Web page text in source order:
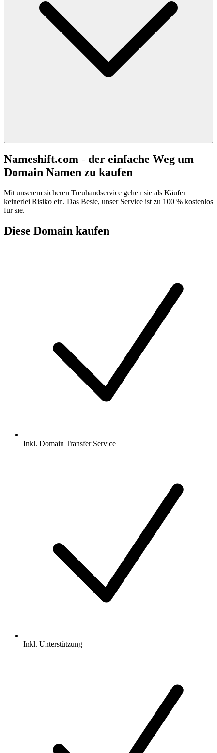
Nameshift.com - der einfache Weg um
Domain Namen zu kaufen
Mit unserem sicheren Treuhandservice gehen sie als Käufer
keinerlei Risiko ein. Das Beste, unser Service ist zu 100 % kostenlos
für sie.
Diese Domain kaufen
Inkl. Domain Transfer Service
Inkl. Unterstützung